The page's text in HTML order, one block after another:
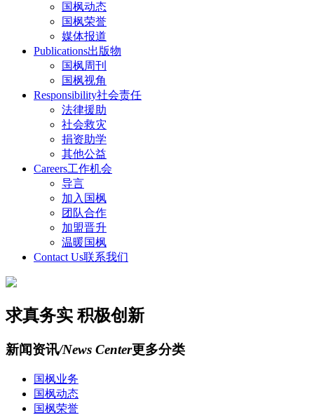
国枫动态
国枫荣誉
媒体报道
Publications出版物
国枫周刊
国枫视角
Responsibility社会责任
法律援助
社会救灾
捐资助学
其他公益
Careers工作机会
导言
加入国枫
团队合作
加盟晋升
温暖国枫
Contact Us联系我们
求真务实 积极创新
新闻资讯/News Center更多分类
国枫业务
国枫动态
国枫荣誉